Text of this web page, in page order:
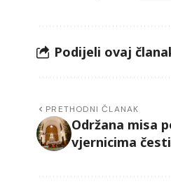
Podijeli ovaj
PRETHODNI ČLANAK
Održana misa
vjernicima